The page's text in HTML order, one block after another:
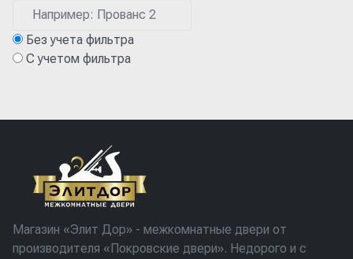
Без учета фильтра
С учетом фильтра
Магазин «Элит Дор» - межкомнатные двери от
производителя «Покровские двери». Недорого и с